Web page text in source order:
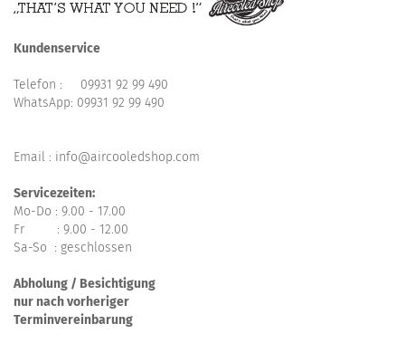
Kundenservice
Telefon : 09931 92 99 490
WhatsApp: 09931 92 99 490
Email : info@aircooledshop.com
Servicezeiten:
Mo-Do : 9.00 - 17.00
Fr : 9.00 - 12.00
Sa-So : geschlossen
Abholung / Besichtigung
nur nach vorheriger
Terminvereinbarung